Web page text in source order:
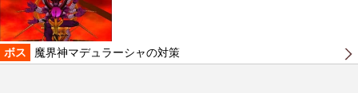
ボス 魔界神マデュラーシャの対策